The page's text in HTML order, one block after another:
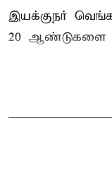
இயக்குநர்
20 ஆண்டுகளை